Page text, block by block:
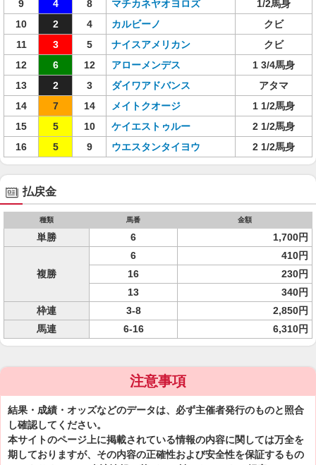
9
4 8 マチカネヤオヨロズ
1/2馬身
10
2 4 カルビーノ
クビ
11
3 5 ナイスアメリカン
クビ
12
6 12 アローメンデス
1 3/4馬身
13
2 3 ダイワアドバンス
アタマ
14
7 14 メイトクオージ
1 1/2馬身
15
5 10 ケイエストゥルー
2 1/2馬身
16
5 9 ウエスタンタイヨウ 2 1/2馬身
払戻金
種類 馬番 金額
単勝 6 1,700円
複勝
6
410円
16
230円
13
340円
枠連
3-8
2,850円
馬連
6-16 6,310円
注意事項
結果・成績・オッズなどのデータは、必ず主催者発行のものと照合
し確認してください。
本サイトのページ上に掲載されている情報の内容に関しては万全を
期しておりますが、その内容の正確性および安全性を保証するもの